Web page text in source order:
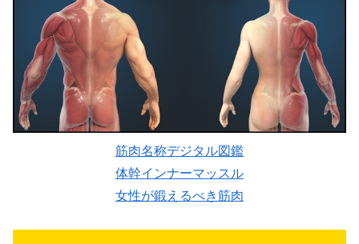
筋肉名称デジタル図鑑
体幹インナーマッスル
女性が鍛えるべき筋肉